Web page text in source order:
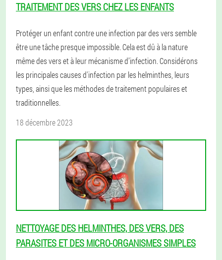
TRAITEMENT DES VERS CHEZ LES ENFANTS
Protéger un enfant contre une infection par des vers semble
être une tâche presque impossible. Cela est dû à la nature
même des vers et à leur mécanisme d’infection. Considérons
les principales causes d'infection par les helminthes, leurs
types, ainsi que les méthodes de traitement populaires et
traditionnelles.
18 décembre 2023
NETTOYAGE DES HELMINTHES, DES VERS, DES
PARASITES ET DES MICRO-ORGANISMES SIMPLES